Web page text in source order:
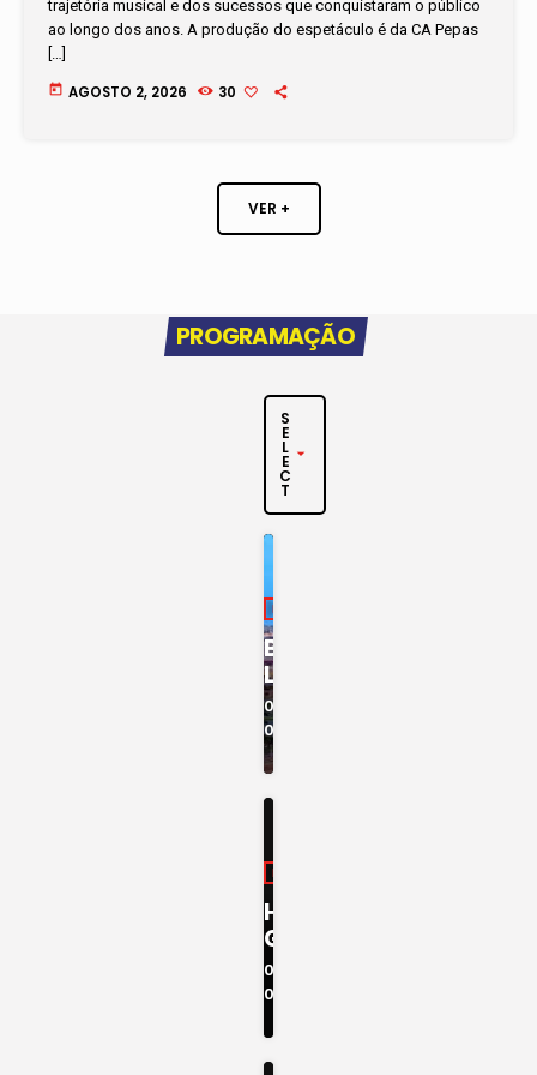
trajetória musical e dos sucessos que conquistaram o público
ao longo dos anos. A produção do espetáculo é da CA Pepas
[…]
today AGOSTO 2, 2026 30
VER +
PROGRAMAÇÃO
S
E
L
E
C
T
arrow_drop_down
PROGRAMA
BOM DIA
LUANDA
00:00 -
04:00
PROGRAMA
HORA
GOSPEL
04:00 -
05:00